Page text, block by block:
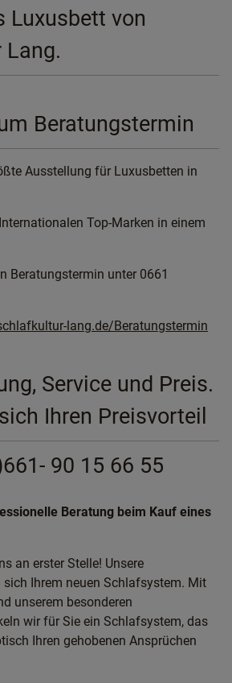
Luxusbett von
Beratungstermin
Ausstellung für Luxusbetten in
Top-Marken in einem
Beratungstermin unter 0661
lang.de/Beratungstermin
Service und Preis.
Ihren Preisvorteil
90 15 66 55
Beratung beim Kauf eines
an erster Stelle! Unsere
sich Ihrem neuen Schlafsystem. Mit
unserem besonderen
wir für Sie ein Schlafsystem, das
Ihren gehobenen Ansprüchen